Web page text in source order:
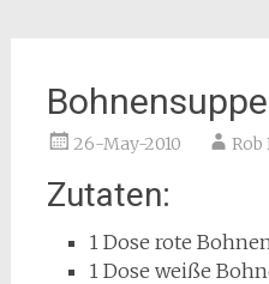
Bohnensuppe
26-May-2010 Rob
Zutaten:
1 Dose rote
1 Dose weiße